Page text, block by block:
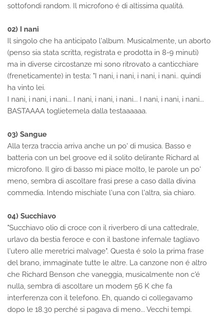
sottofondi random. Il microfono é di altissima qualitá.
02) I nani
Il singolo che ha anticipato l'album. Musicalmente, un aborto
(penso sia stata scritta, registrata e prodotta in 8-9 minuti)
ma in diverse circostanze mi sono ritrovato a canticchiare
(freneticamente) in testa: "I nani, i nani, i nani, i nani.. quindi
ha vinto lei.
I nani, i nani, i nani... I nani, i nani, i nani... I nani, i nani, i nani...
BASTAAAA toglietemela dalla testaaaaaa.
03) Sangue
Alla terza traccia arriva anche un po' di musica. Basso e
batteria con un bel groove ed il solito delirante Richard al
microfono. Il giro di basso mi piace molto, le parole un po'
meno, sembra di ascoltare frasi prese a caso dalla divina
commedia. Intendo mischiate l'una con l'altra, sia chiaro.
04) Succhiavo
"Succhiavo olio di croce con il riverbero di una cattedrale,
urlavo da bestia feroce e con il bastone infernale tagliavo
l'utero alle meretrici malvage". Questa é solo la prima frase
del brano, immaginate tutte le altre. La canzone non é altro
che Richard Benson che vaneggia, musicalmente non c'é
nulla, sembra di ascoltare un modem 56 K che fa
interferenza con il telefono. Eh, quando ci collegavamo
dopo le 18.30 perché si pagava di meno... Vecchi tempi.